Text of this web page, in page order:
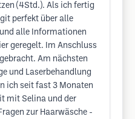
(4Std.). Als ich fertig
perfekt über alle
alle Informationen
geregelt. Im Anschluss
Am nächsten
und Laserbehandlung
ich seit fast 3 Monaten
mit Selina und der
zur Haarwäsche -